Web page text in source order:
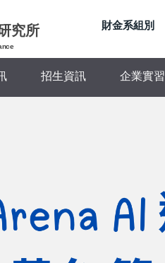
究所 財金系組別
招生資訊 企業實習